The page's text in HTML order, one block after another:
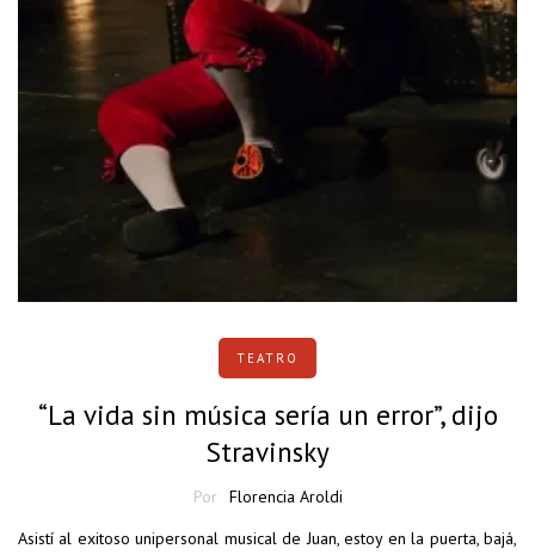
TEATRO
“La vida sin música sería un error”, dijo
Stravinsky
Por
Florencia Aroldi
Asistí al exitoso unipersonal musical de Juan, estoy en la puerta, bajá,